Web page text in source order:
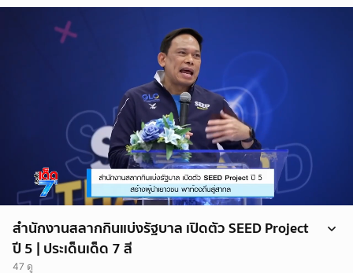
สำนักงานสลากกินแบ่งรัฐบาล เปิดตัว SEED Project
ปี 5 | ประเด็นเด็ด 7 สี
47 ดู